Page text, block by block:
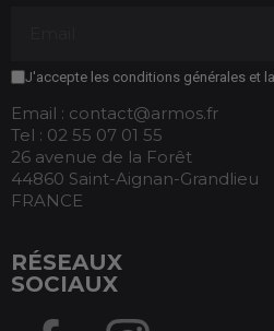
J'accepte les conditions générales et
Email : contact@armos.fr
Tel : 02 55 07 01 55
26 avenue de la Forêt
44860 Saint-Aignan-Grandlieu
FRANCE
RÉSEAUX
SOCIAUX